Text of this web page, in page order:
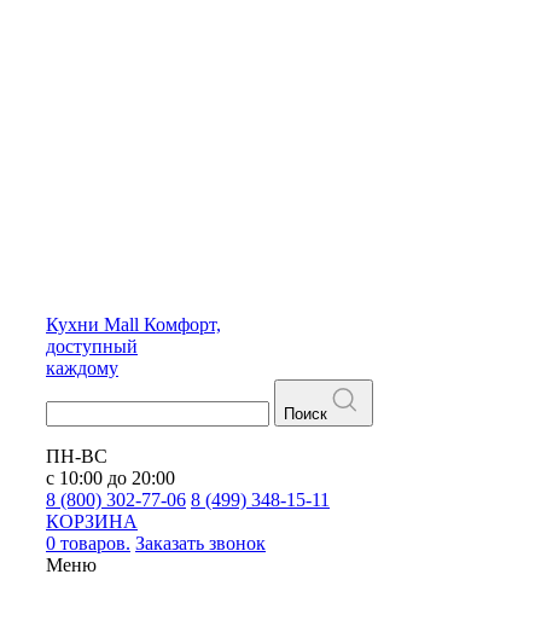
Кухни Mall Комфорт,
доступный
каждому
Поиск
ПН-ВС
с 10:00 до 20:00
8 (800) 302-77-06 8 (499) 348-15-11
КОРЗИНА
0 товаров. Заказать звонок
Меню